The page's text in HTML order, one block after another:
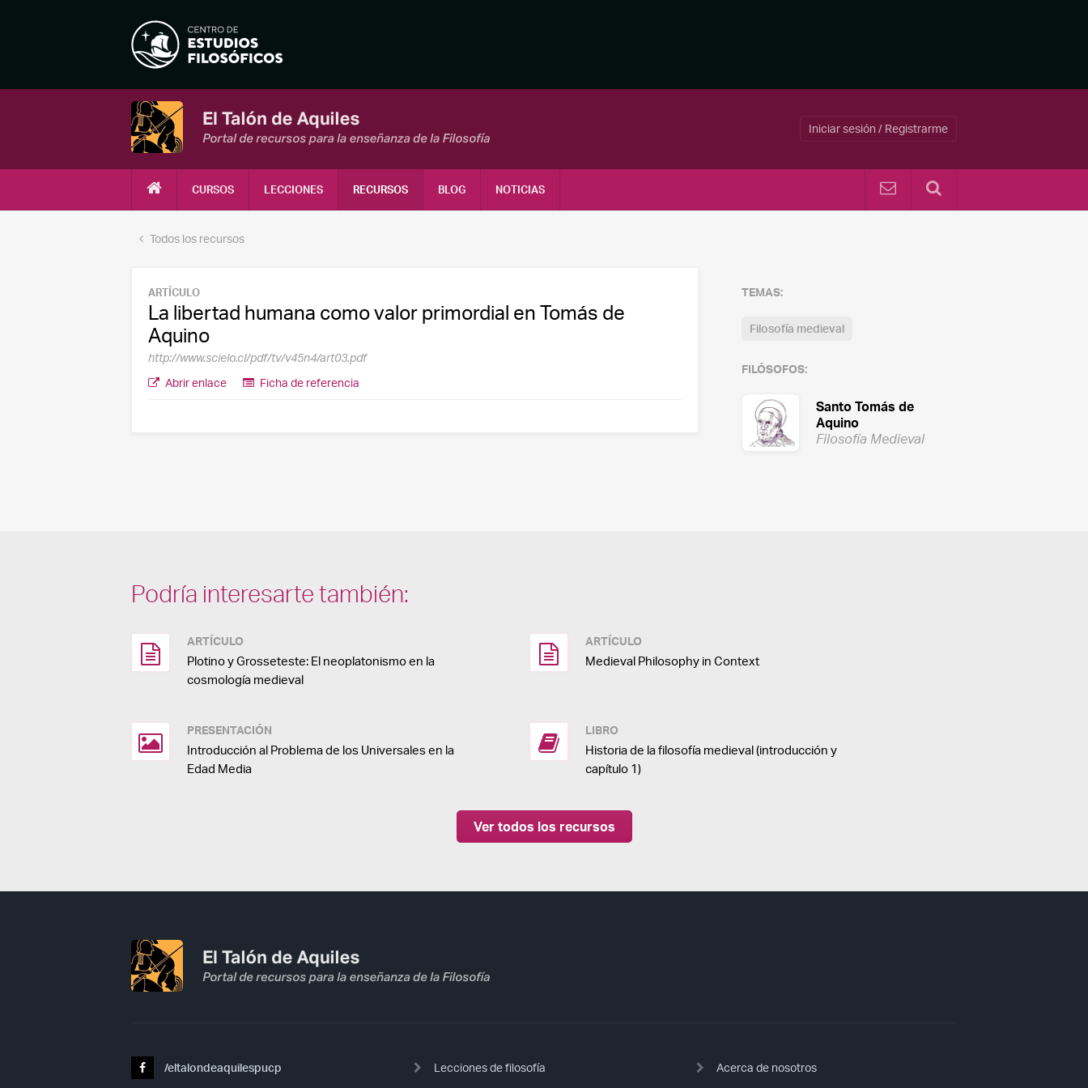
Iniciar sesión / Registrarme
CURSOS LECCIONES RECURSOS BLOG NOTICIAS
Todos los recursos
ARTÍCULO
La libertad humana como valor primordial en Tomás de
Aquino
http://www.scielo.cl/pdf/tv/v45n4/art03.pdf
Abrir enlace
Ficha de referencia
TEMAS:
Filosofía medieval
FILÓSOFOS:
Santo Tomás de
Aquino
Filosofía Medieval
Podría interesarte también:
ARTÍCULO
Plotino y Grosseteste: El neoplatonismo en la
cosmología medieval
ARTÍCULO
Medieval Philosophy in Context
PRESENTACIÓN
Introducción al Problema de los Universales en la
Edad Media
LIBRO
Historia de la filosofía medieval (introducción y
capítulo 1)
Ver todos los recursos
/eltalondeaquilespucp Lecciones de filosofía Acerca de nosotros